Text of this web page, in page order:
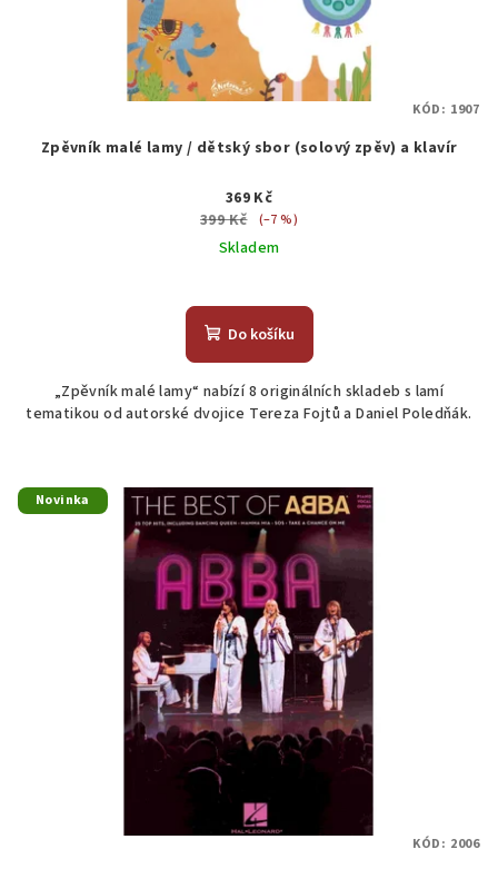
Zpěvník malé lamy / dětský sbor (solový zpěv) a klavír
369 Kč
399 Kč
(–7 %)
Skladem
Do košíku
„Zpěvník malé lamy“ nabízí 8 originálních skladeb s lamí
tematikou od autorské dvojice Tereza Fojtů a Daniel Poledňák.
KÓD: 1907
Novinka
KÓD: 2006